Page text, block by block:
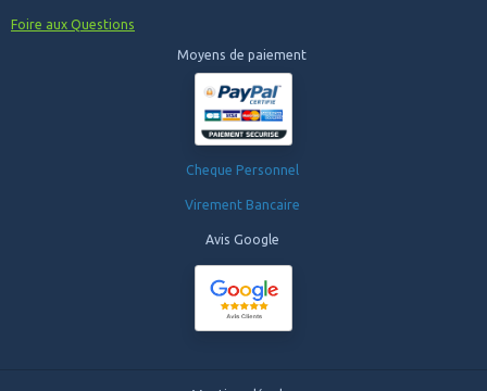
Foire aux Questions
Moyens de paiement
Cheque Personnel
Virement Bancaire
Avis Google